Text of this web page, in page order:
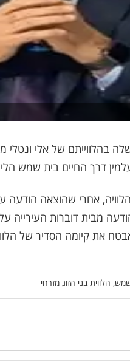
בהלווייתם של אלי ונטלי
דרך החיים בית שמש הלילה
את קיומה הסדיר של
הלווית בני הזוג מזרחי